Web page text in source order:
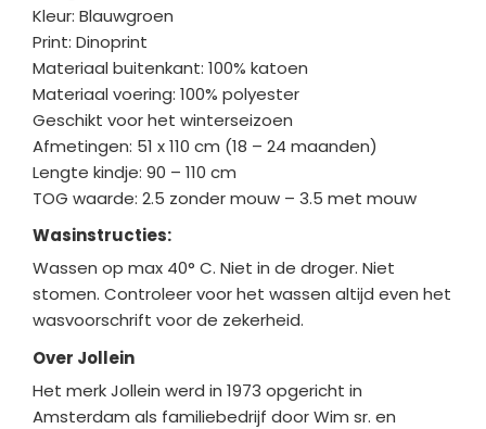
Kleur: Blauwgroen
Print: Dinoprint
Materiaal buitenkant: 100% katoen
Materiaal voering: 100% polyester
Geschikt voor het winterseizoen
Afmetingen: 51 x 110 cm (18 – 24 maanden)
Lengte kindje: 90 – 110 cm
TOG waarde: 2.5 zonder mouw – 3.5 met mouw
Wasinstructies:
Wassen op max 40° C. Niet in de droger. Niet
stomen. Controleer voor het wassen altijd even het
wasvoorschrift voor de zekerheid.
Over Jollein
Het merk Jollein werd in 1973 opgericht in
Amsterdam als familiebedrijf door Wim sr. en